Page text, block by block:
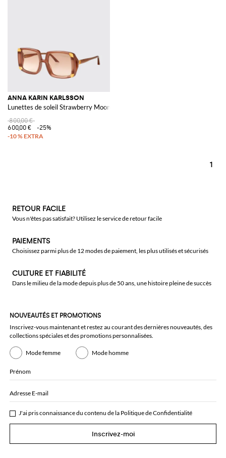
ANNA KARIN KARLSSON
Lunettes de soleil Strawberry Moon en acétate
800,00 €
600,00 €
-25%
1
RETOUR FACILE
Vous n'êtes pas satisfait? Utilisez le service de retour facile
PAIEMENTS
Choisissez parmi plus de 12 modes de paiement, les plus utilisés et sécurisés
CULTURE ET FIABILITÉ
Dans le milieu de la mode depuis plus de 50 ans, une histoire pleine de succès
NOUVEAUTÉS ET PROMOTIONS
Inscrivez-vous maintenant et restez au courant des dernières nouveautés, des
collections spéciales et des promotions personnalisées.
Mode femme Mode homme
Prénom
Adresse E-mail
J'ai pris connaissance du contenu de la Politique de Confidentialité
Inscrivez-moi